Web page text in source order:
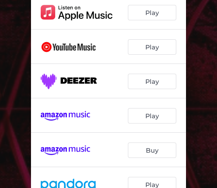
Ahora
No Se Tu 04:25
Somos Novios 03:46
Lo Se 04:31
04:54
04:26
Soy Como Quise Ser 03:08
Play
Play
Play
Play
Buy
Play